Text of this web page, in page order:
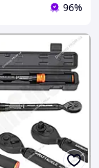
96%